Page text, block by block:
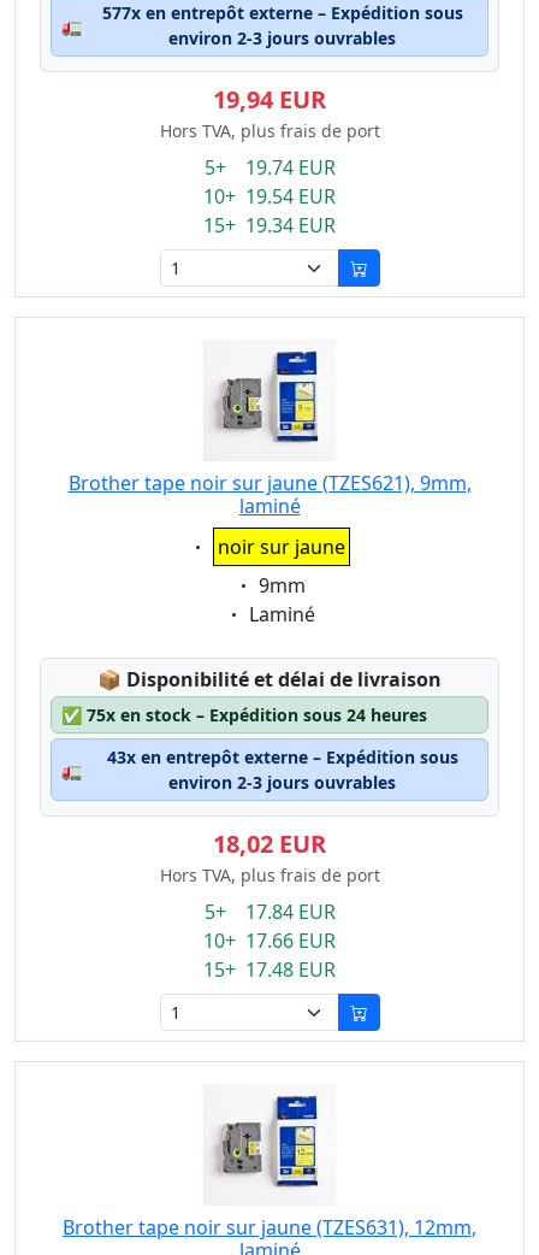
🚛
577x en entrepôt externe – Expédition sous
environ 2-3 jours ouvrables
19,94 EUR
Hors TVA, plus frais de port
5+ 19.74 EUR
10+ 19.54 EUR
15+ 19.34 EUR
Brother tape noir sur jaune (TZES621), 9mm,
laminé
Eigenschaft:
noir sur jaune
Eigenschaft:
9mm
Eigenschaft:
Laminé
📦 Lagerstatus:
Disponibilité et délai de livraison
✅ 75x en stock – Expédition sous 24 heures
🚛
43x en entrepôt externe – Expédition sous
environ 2-3 jours ouvrables
18,02 EUR
Hors TVA, plus frais de port
5+ 17.84 EUR
10+ 17.66 EUR
15+ 17.48 EUR
Brother tape noir sur jaune (TZES631), 12mm,